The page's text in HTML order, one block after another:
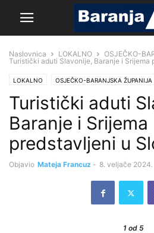
Naslovnica LOKALNO
OSJEČKO-
Turistički aduti Slavonije, Baranje i Srijema
LOKALNO OSJEČKO-BARANJSKA ŽUPANIJA
Turistički aduti
Baranje i Srijema
predstavljeni u
Objavio Mateja Francuz - 8. veljače 2024.
1od 5